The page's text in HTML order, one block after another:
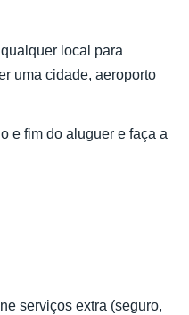
local para
uma cidade, aeroporto
e fim do aluguer e faça a
serviços extra (seguro,